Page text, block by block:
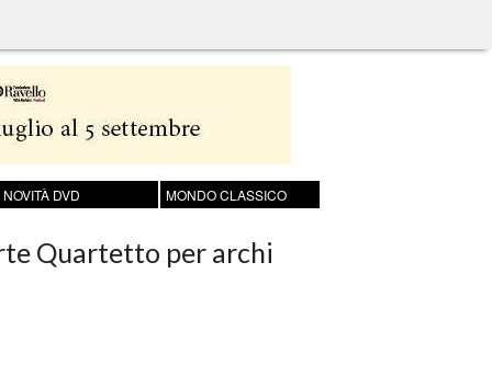
NOVITÀ DVD MONDO CLASSICO
Quartetto per archi